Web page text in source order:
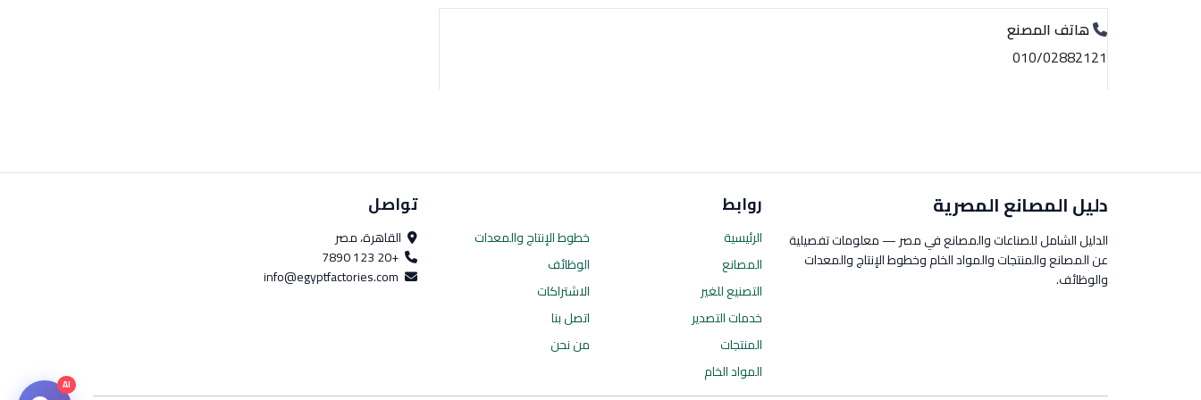
هاتف المصنع
010/02882121
دليل المصانع المصرية
الدليل الشامل للصناعات والمصانع في مصر — معلومات تفصيلية
عن المصانع والمنتجات والمواد الخام وخطوط الإنتاج والمعدات
والوظائف.
روابط
الرئيسية
المصانع
التصنيع للغير
خدمات التصدير
المنتجات
المواد الخام
خطوط الإنتاجوالمعدات
الوظائف
الاشتراكات
اتصل بنا
من نحن
تواصل
القاهرة، مصر
+20 123 7890
AI